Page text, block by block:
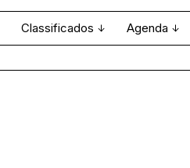
Classificados Agenda